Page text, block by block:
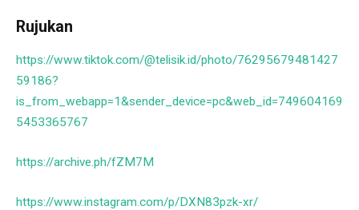
Rujukan
https://www.tiktok.com/@telisik.id/photo/76295679481427
59186?
is_from_webapp=1&sender_device=pc&web_id=749604169
5453365767
https://archive.ph/fZM7M
https://www.instagram.com/p/DXN83pzk-xr/